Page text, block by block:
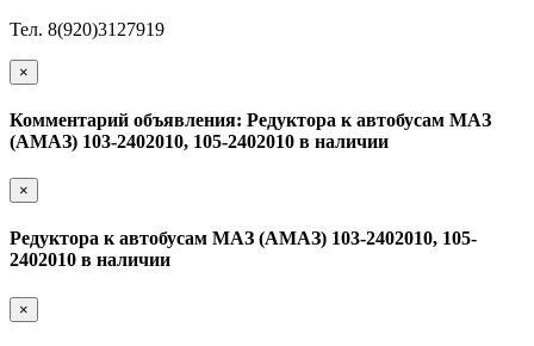
Тел. 8(920)3127919
×
Комментарий объявления: Редуктора к автобусам МАЗ
(АМАЗ) 103-2402010, 105-2402010 в наличии
×
Редуктора к автобусам МАЗ (АМАЗ) 103-2402010, 105-
2402010 в наличии
×